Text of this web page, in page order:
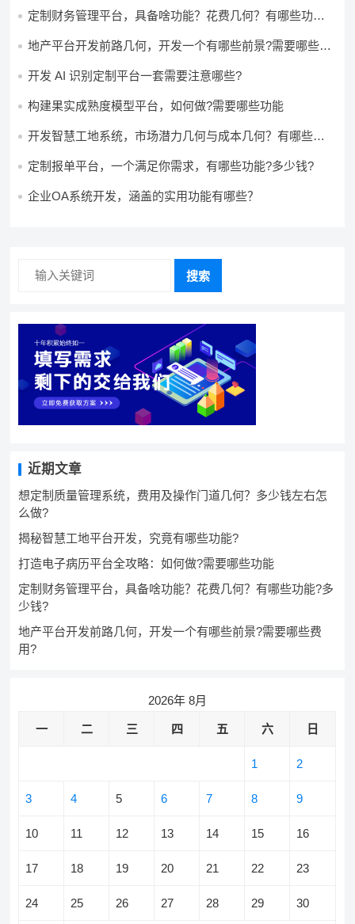
定制财务管理平台，具备啥功能？花费几何？有哪些功能?
地产平台开发前路几何，开发一个有哪些前景?需要哪些费
开发 AI 识别定制平台一套需要注意哪些?
构建果实成熟度模型平台，如何做?需要哪些功能
开发智慧工地系统，市场潜力几何与成本几何？有哪些前
定制报单平台，一个满足你需求，有哪些功能?多少钱?
企业OA系统开发，涵盖的实用功能有哪些？
搜索
近期文章
想定制质量管理系统，费用及操作门道几何？多少钱左右怎
么做?
揭秘智慧工地平台开发，究竟有哪些功能?
打造电子病历平台全攻略：如何做?需要哪些功能
定制财务管理平台，具备啥功能？花费几何？有哪些功能?多
少钱?
地产平台开发前路几何，开发一个有哪些前景?需要哪些费
用?
2026年 8月
一 二 三 四 五 六 日
1 2
3 4 5 6 7 8 9
10 11 12 13 14 15 16
17 18 19 20 21 22 23
24 25 26 27 28 29 30